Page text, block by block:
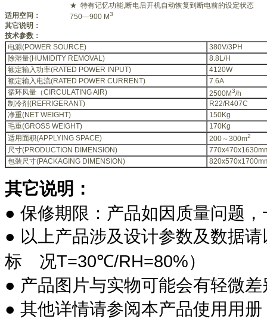
★ 特有记忆功能,断电后开机自动恢复到断电前的设定状态
适用空间：
750—900 M3
其它说明：
技术参数：
电源(POWER SOURCE)
380V/3PH
除湿量(HUMIDITY REMOVAL)
8.8L/H
额定输入功率(RATED POWER INPUT)
4120W
额定输入电流(RATED POWER CURRENT)
7.6A
循环风量（CIRCULATING AIR)
2500M3/h
制冷剂(REFRIGERANT)
R22/R407C
净重(NET WEIGHT)
150Kg
毛重(GROSS WEIGHT)
170Kg
适用面积(APPLYING SPACE)
200～300m2
尺寸(PRODUCTION DIMENSION)
包装尺寸(PACKAGING DIMENSION)
其它说明：
● 保修期限：产品如因质量问题
● 以上产品涉及设计参数及数据
标 况T=30℃/RH=80%）
● 产品图片与实物可能会有轻微
● 其他详情请参阅本产品使用用册